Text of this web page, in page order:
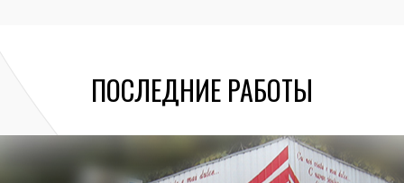
ПОСЛЕДНИЕ РАБОТЫ